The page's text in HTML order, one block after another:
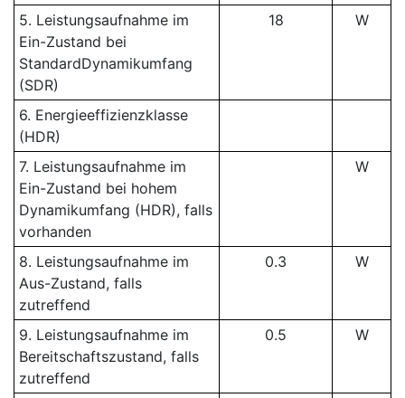
5. Leistungsaufnahme im
Ein-Zustand bei
StandardDynamikumfang
(SDR)
18 W
6. Energieeffizienzklasse
(HDR)
7. Leistungsaufnahme im
Ein-Zustand bei hohem
Dynamikumfang (HDR), falls
vorhanden
W
8. Leistungsaufnahme im
Aus-Zustand, falls
zutreffend
0.3 W
9. Leistungsaufnahme im
Bereitschaftszustand, falls
zutreffend
0.5 W